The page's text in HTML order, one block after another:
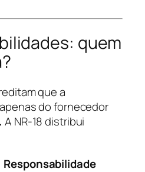
quem
que a
do fornecedor
A NR-18 distribui
Responsabilidade